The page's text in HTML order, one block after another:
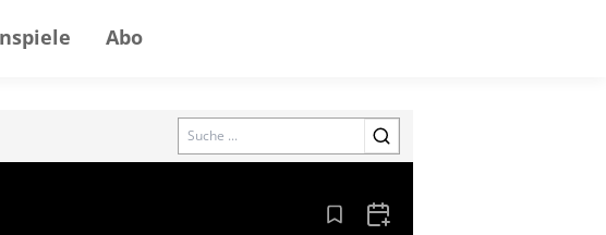
Abo
Search
Aus den Lesezeichen entfernen
Zum Kalender hinzufügen